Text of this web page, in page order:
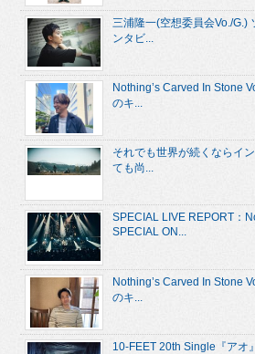
三浦隆一(空想委員会Vo./G.)
ンタビ...
Nothing’s Carved In Stone
のキ...
それでも世界が続くならイ
ても尚...
SPECIAL LIVE REPORT：
SPECIAL ON...
Nothing’s Carved In Stone
のキ...
10-FEET 20th Single『アオ